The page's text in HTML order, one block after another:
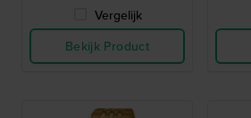
Vergelijk
Bekijk Product